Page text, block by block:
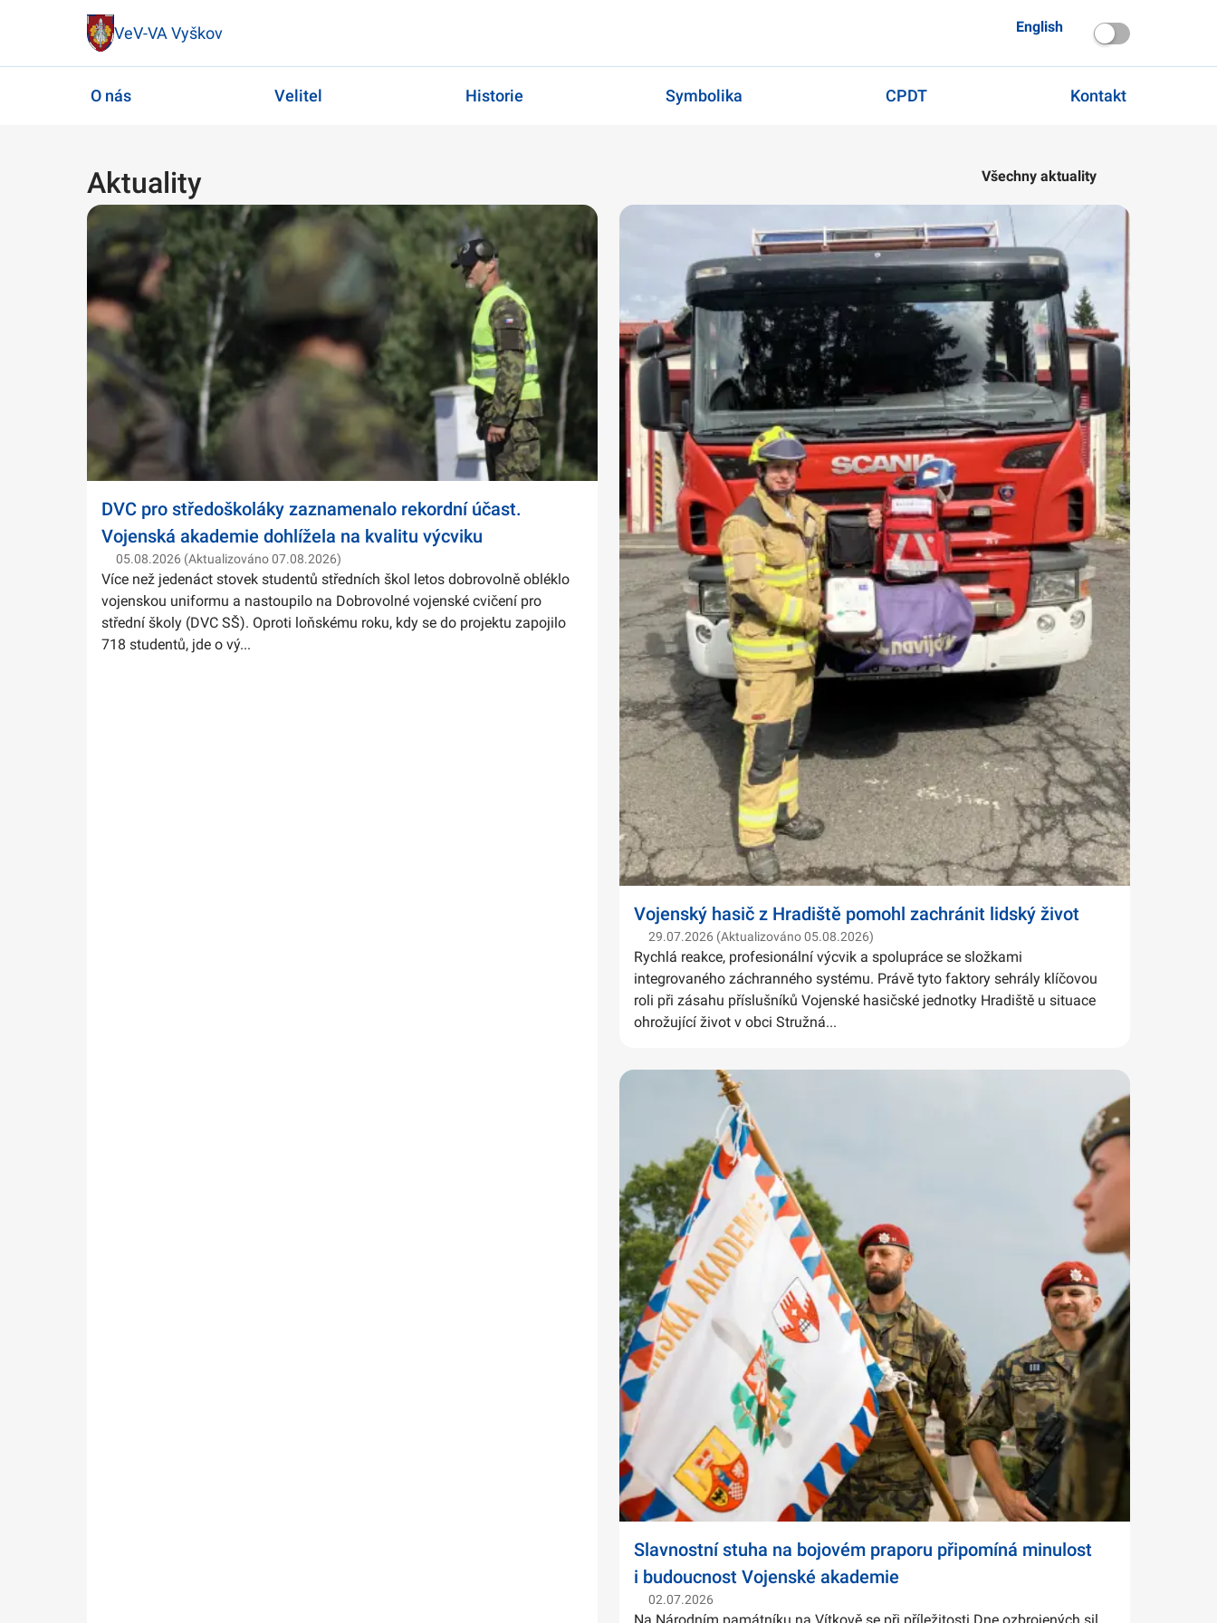
VeV-VA Vyškov English
O nás Velitel Historie Symbolika CPDT Kontakt
Aktuality Všechny aktuality
DVC pro středoškoláky zaznamenalo rekordní účast.
Vojenská akademie dohlížela na kvalitu výcviku
05.08.2026 (Aktualizováno 07.08.2026)
Více než jedenáct stovek studentů středních škol letos dobrovolně obléklo
vojenskou uniformu a nastoupilo na Dobrovolné vojenské cvičení pro
střední školy (DVC SŠ). Oproti loňskému roku, kdy se do projektu zapojilo
718 studentů, jde o vý...
Vojenský hasič z Hradiště pomohl zachránit lidský život
29.07.2026 (Aktualizováno 05.08.2026)
Rychlá reakce, profesionální výcvik a spolupráce se složkami
integrovaného záchranného systému. Právě tyto faktory sehrály klíčovou
roli při zásahu příslušníků Vojenské hasičské jednotky Hradiště u situace
ohrožující život v obci Stružná...
Slavnostní stuha na bojovém praporu připomíná minulost
i budoucnost Vojenské akademie
02.07.2026